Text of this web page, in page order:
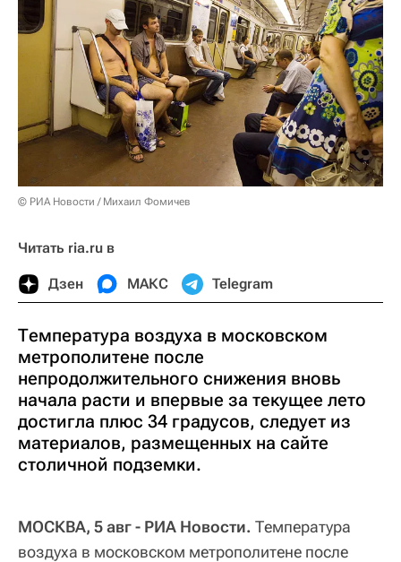
© РИА Новости / Михаил Фомичев
Читать ria.ru в
Дзен МАКС Telegram
Температура воздуха в московском
метрополитене после
непродолжительного снижения вновь
начала расти и впервые за текущее лето
достигла плюс 34 градусов, следует из
материалов, размещенных на сайте
столичной подземки.
МОСКВА, 5 авг - РИА Новости. Температура
воздуха в московском метрополитене после